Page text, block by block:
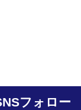
フォロー